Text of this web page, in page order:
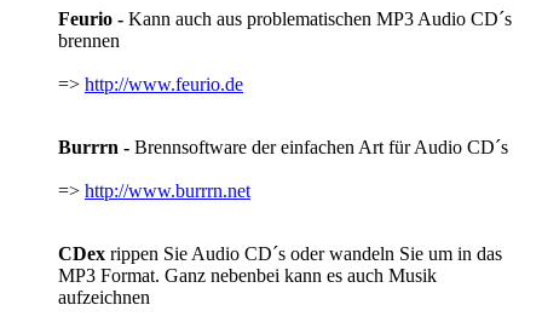
Feurio - Kann auch aus problematischen MP3 Audio CD´s
brennen
=> http://www.feurio.de
Burrrn - Brennsoftware der einfachen Art für Audio CD´s
=> http://www.burrrn.net
CDex rippen Sie Audio CD´s oder wandeln Sie um in das
MP3 Format. Ganz nebenbei kann es auch Musik
aufzeichnen